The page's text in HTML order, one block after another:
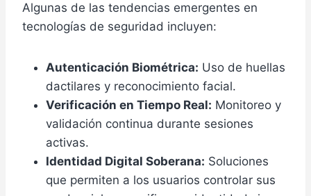
Algunas de las tendencias emergentes en
tecnologías de seguridad incluyen:
Autenticación Biométrica: Uso de huellas
dactilares y reconocimiento facial.
Verificación en Tiempo Real: Monitoreo y
validación continua durante sesiones
activas.
Identidad Digital Soberana: Soluciones
que permiten a los usuarios controlar sus